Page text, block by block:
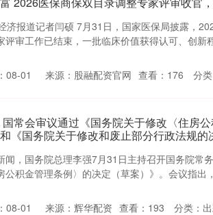
济报道记者闫硕 7月31日，国家医保局披露，
评审工作已结束，一批临床价值获得认可、创新
08-01 来源：股融配资官网 查看： 176 分类
国常会审议通过《国务院关于修改〈住房
《国务院关于修改和废止部分行政法规的
闻，国务院总理李强7月31日主持召开国务院常
公积金管理条例〉的决定（草案）》。会议指出
08-01 来源：辉华配资 查看： 193 分类：